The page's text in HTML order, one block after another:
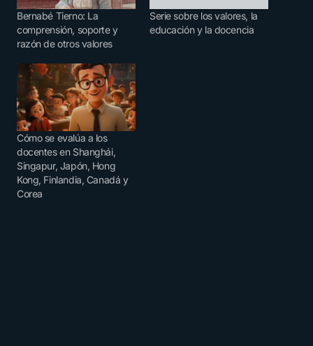
Bernabé Tierno: La
comprensión, soporte y
razón de otros valores
Serie sobre los valores, la
educación y la docencia
Cómo se evalúa a los
docentes en Shanghái,
Singapur, Japón, Hong
Kong, Finlandia, Canadá y
Corea